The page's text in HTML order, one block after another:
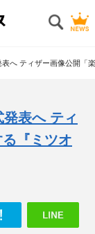
表へ ティザー画像公開
表へ ティ
『ミツオ